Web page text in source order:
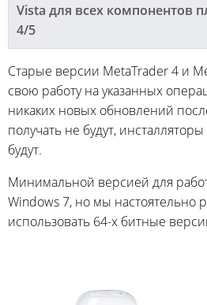
Vista для всех компонентов
4/5
Старые версии MetaTrader 4 и
свою работу на указанных
никаких новых обновлений
получать не будут, инсталляторы
будут.
Минимальной версией для
Windows 7, но мы настоятельно
использовать 64-х битные